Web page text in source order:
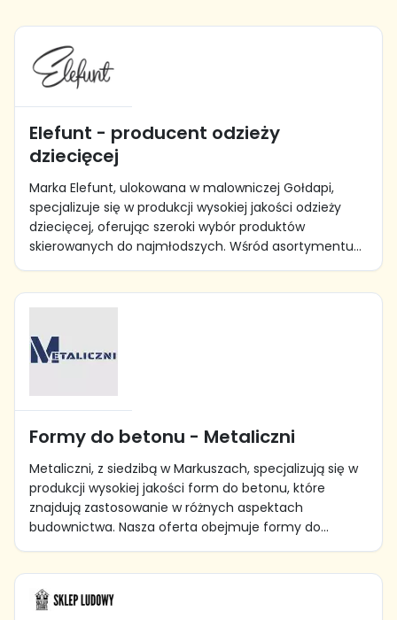
Elefunt - producent odzieży
dziecięcej
Marka Elefunt, ulokowana w malowniczej Gołdapi,
specjalizuje się w produkcji wysokiej jakości odzieży
dziecięcej, oferując szeroki wybór produktów
skierowanych do najmłodszych. Wśród asortymentu...
Formy do betonu - Metaliczni
Metaliczni, z siedzibą w Markuszach, specjalizują się w
produkcji wysokiej jakości form do betonu, które
znajdują zastosowanie w różnych aspektach
budownictwa. Nasza oferta obejmuje formy do...